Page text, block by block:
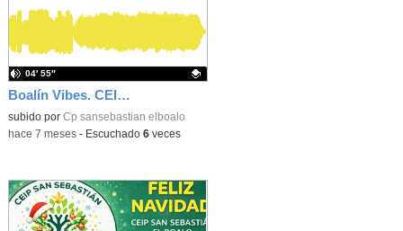
Boalín Vibes. CEIP San Sebastián. 2024-2025. Infantil. 4 años. Los Océanos
Contenido educativo.
subido por Cp sansebastian elboalo
04′ 55″
-hace 7 meses- Escuchado 6veces